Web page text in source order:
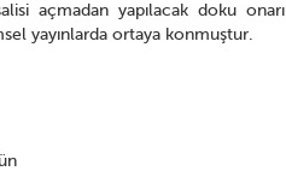
açmadan yapılacak doku
yayınlarda ortaya konmuştur.